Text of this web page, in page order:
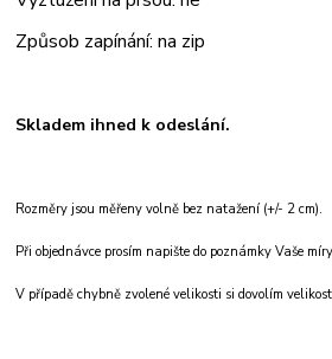
Způsob zapínání: na zip
Skladem ihned k odeslání.
Rozměry jsou měřeny volně bez natažení (+/- 2 cm).
Při objednávce prosím napište do poznámky Vaše
V případě chybně zvolené velikosti si dovolím